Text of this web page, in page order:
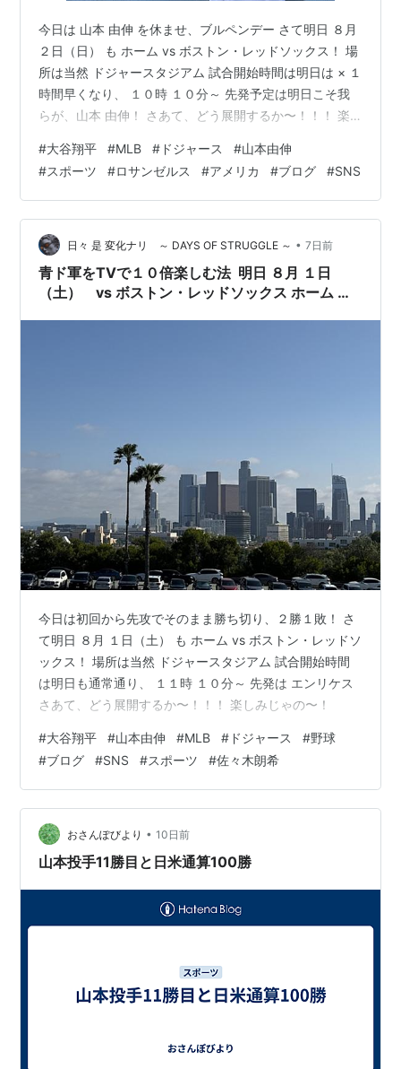
今日は 山本 由伸 を休ませ、ブルペンデー さて明日 ８月
２日（日） も ホーム vs ボストン・レッドソックス！ 場
所は当然 ドジャースタジアム 試合開始時間は明日は × １
時間早くなり、 １０時 １０分～ 先発予定は明日こそ我
らが、山本 由伸！ さあて、どう展開するか〜！！！ 楽
#大谷翔平 #MLB # ドジャース #山本由伸
#スポーツ #ロサンゼルス #アメリカ #ブログ #SNS
日々 是 変化ナリ ～ DAYS OF STRUGGLE ～ • 7日前
青ド軍をTVで１０倍楽しむ法 明日 ８月 １日
（土） vs ボストン・レッドソックス ホーム 第
今日は初回から先攻でそのまま勝ち切り、２勝１敗！ さ
て明日 ８月 １日（土） も ホーム vs ボストン・レッドソ
ックス！ 場所は当然 ドジャースタジアム 試合開始時間
は明日も通常通り、 １１時 １０分～ 先発は エンリケス
さあて、どう展開するか〜！！！ 楽しみじゃの〜！
#大谷翔平 #山本由伸 #MLB # ドジャース #野球
#ブログ #SNS #スポーツ #佐々木朗希
おさんぽびより • 10日前
山本投手11勝目と日米通算100勝